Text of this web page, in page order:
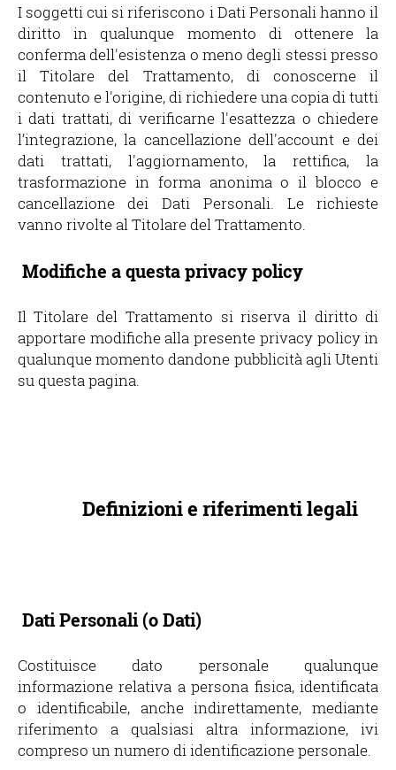
I soggetti cui si riferiscono i Dati Personali hanno il
diritto in qualunque momento di ottenere la
conferma dell'esistenza o meno degli stessi presso
il Titolare del Trattamento, di conoscerne il
contenuto e l'origine, di richiedere una copia di tutti
i dati trattati, di verificarne l'esattezza o chiedere
l’integrazione, la cancellazione dell'account e dei
dati trattati, l'aggiornamento, la rettifica, la
trasformazione in forma anonima o il blocco e
cancellazione dei Dati Personali. Le richieste
vanno rivolte al Titolare del Trattamento.
Modifiche a questa privacy policy
Il Titolare del Trattamento si riserva il diritto di
apportare modifiche alla presente privacy policy in
qualunque momento dandone pubblicità agli Utenti
su questa pagina.
Definizioni e riferimenti legali
Dati Personali (o Dati)
Costituisce dato personale qualunque
informazione relativa a persona fisica, identificata
o identificabile, anche indirettamente, mediante
riferimento a qualsiasi altra informazione, ivi
compreso un numero di identificazione personale.